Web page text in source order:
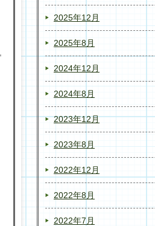
2025年12月
2025年8月
2024年12月
2024年8月
2023年12月
2023年8月
2022年12月
2022年8月
2022年7月